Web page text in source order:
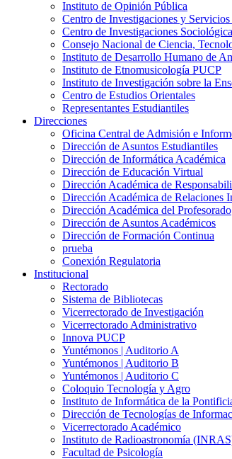
Instituto de Opinión Pública
Centro de Investigaciones y
Centro de Investigaciones
Consejo Nacional de Ciencia,
Instituto de Desarrollo Humano de
Instituto de Etnomusicología PUCP
Instituto de Investigación sobre la
Centro de Estudios Orientales
Representantes Estudiantiles
Direcciones
Oficina Central de Admisión e
Dirección de Asuntos Estudiantiles
Dirección de Informática Académica
Dirección de Educación Virtual
Dirección Académica de
Dirección Académica de Relaciones
Dirección Académica del Profesorado
Dirección de Asuntos Académicos
Dirección de Formación Continua
prueba
Conexión Regulatoria
Institucional
Rectorado
Sistema de Bibliotecas
Vicerrectorado de Investigación
Vicerrectorado Administrativo
Innova PUCP
Yuntémonos | Auditorio A
Yuntémonos | Auditorio B
Yuntémonos | Auditorio C
Coloquio Tecnología y Agro
Instituto de Informática de la
Dirección de Tecnologías de
Vicerrectorado Académico
Instituto de Radioastronomía
Facultad de Psicología